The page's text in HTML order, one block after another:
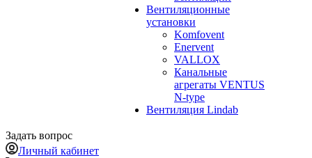
Вентиляционные
установки
Komfovent
Enervent
VALLOX
Канальные
агрегаты VENTUS
N-type
Вентиляция Lindab
Задать вопрос
Личный кабинет